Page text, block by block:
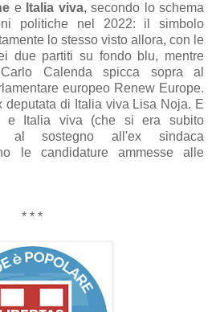
e Italia viva, secondo lo schema
politiche nel 2022: il simbolo
amente lo stesso visto allora, con le
due partiti su fondo blu, mentre
arlo Calenda spicca sopra al
amentare europeo Renew Europe.
deputata di Italia viva Lisa Noja. E
e Italia viva (che si era subito
al sostegnoall'ex sindaca
le candidature ammessealle
* * *